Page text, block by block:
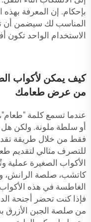
بإحكام. إن المعرفة بهذه
المناسب لك سيضمن أن
الاستخدام الواحد تكون
كيف يمكن لأكواب
من عرض طعامك
عندما تسمع كلمة
أو سلطة ملونة. ولكن هل
فقط من خلال طريقة
للتصرف مثالي لتقديم
الأكواب الصغيرة
كاتشب، صلصة الرانش،
الغاطسة في هذه
فإذا كنت تحضر أجنحة
من صلصة الجبن الأزرق